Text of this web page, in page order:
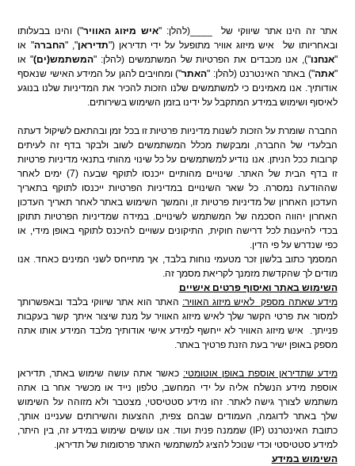
אתר זה הינו אתר שיווקי של ____(להלן: "איש מיזוג האוויר") והינו בבעלותו
ובאחריותו של
איש מיזוג אוויר מתופעל על ידי תדיראן ("תדיראן", "החברה" או
"אנחנו"), אנו מכבדים את הפרטיות של המשתמשים (להלן: "המשתמש(ים)" או
"אתה") באתר האינטרנט (להלן: "האתר") ומחויבים להגן על המידע האישי שנאסף
אודותיך. אנו מאמינים כי למשתמשים שלנו הזכות להכיר את המדיניות שלנו בנוגע
לאיסוף ושימוש במידע המתקבל על ידינו בזמן השימוש בשירותים.
החברה שומרת על הזכות לשנות מדיניות פרטיות זו בכל זמן ובהתאם לשיקול דעתה
הבלעדי של החברה, ומבקשת מכלל המשתמשים לשוב ולבקר בדף זה לעיתים
קרובות ככל הניתן. אנו נודיע למשתמשים על כל שינוי מהותי בתנאי מדיניות פרטיות
זו בדף הבית של האתר. שינויים מהותיים ייכנסו לתוקף שבעה (7) ימים לאחר
שההודעה נמסרה. כל שאר השינויים במדיניות הפרטיות ייכנסו לתוקף בתאריך
העדכון האחרון של מדיניות פרטיות זו, והמשך השימוש באתר לאחר תאריך העדכון
האחרון יהווה הסכמה של המשתמש לשינויים. במידה שמדיניות הפרטיות תתוקן
בכדי להיענות לכל דרישה חוקית, התיקונים עשויים להיכנס לתוקף באופן מידי, או
כפי שנדרש על פי הדין.
המסמך כתוב בלשון זכר מטעמי נוחות בלבד, אך מתייחס לשני המינים כאחד. אנו
מודים לך שהקדשת מזמנך לקריאת מסמך זה.
השימוש באתר ואיסוף פרטים אישיים
מידע שאתה מספק לאיש מיזוג האוויר: האתר הוא אתר שיווקי בלבד ובאפשרותך
למסור את פרטי הקשר שלך לאיש מיזוג האוויר על מנת שיצור איתך קשר בעקבות
פנייתך.
איש מיזוג האוויר לא ייחשף למידע אישי אודותיך מלבד המידע אותו אתה
מספק באופן ישיר בעת הזנת פרטיך באתר.
מידע שתדיראן אוספת באופן אוטומטי: כאשר אתה עושה שימוש באתר, תדיראן
אוספת מידע הנשלח אליה על ידי המחשב, טלפון נייד או מכשיר אחר בו אתה
משתמש לצורך גישה לאתר. זהו מידע סטטיסטי, מצטבר ולא מזוהה על השימוש
שלך באתר לדוגמה, העמודים שבהם צפית, ההצעות והשירותים שעניינו אותך,
כתובת האינטרנט (IP ) שממנה פנית ועוד. אנו עושים שימוש במידע זה, בין היתר,
למידע סטטיסטי וכדי שנוכל להציג למשתמשי האתר פרסומות של תדיראן.
השימוש במידע